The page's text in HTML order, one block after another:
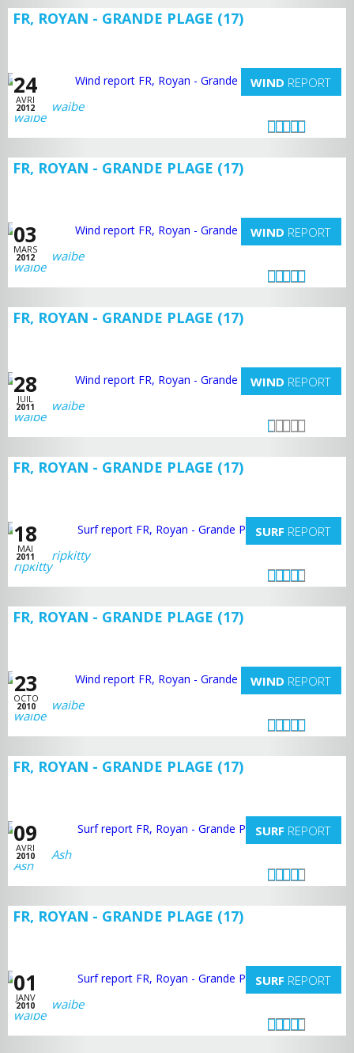
FR, ROYAN - GRANDE PLAGE (17)
24
AVRI
2012
WIND REPORT
waibe
FR, ROYAN - GRANDE PLAGE (17)
03
MARS
2012
WIND REPORT
waibe
FR, ROYAN - GRANDE PLAGE (17)
28
JUIL
2011
WIND REPORT
waibe
FR, ROYAN - GRANDE PLAGE (17)
18
MAI
2011
SURF REPORT
ripkitty
FR, ROYAN - GRANDE PLAGE (17)
23
OCTO
2010
WIND REPORT
waibe
FR, ROYAN - GRANDE PLAGE (17)
09
AVRI
2010
SURF REPORT
Ash
FR, ROYAN - GRANDE PLAGE (17)
01
JANV
2010
SURF REPORT
waibe